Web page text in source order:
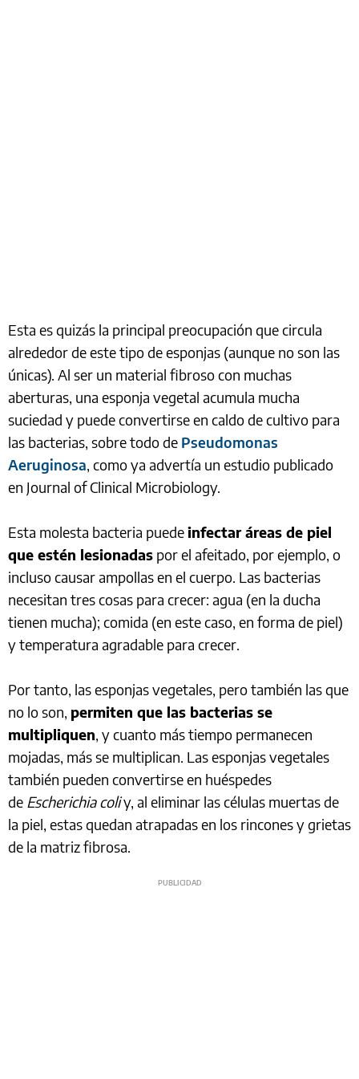
Esta es quizás la principal preocupación que circula
alrededor de este tipo de esponjas (aunque no son las
únicas). Al ser un material fibroso con muchas
aberturas, una esponja vegetal acumula mucha
suciedad y puede convertirse en caldo de cultivo para
las bacterias, sobre todo de Pseudomonas
Aeruginosa, como ya advertía un estudio publicado
en Journal of Clinical Microbiology.
Esta molesta bacteria puedeinfectar áreas de piel
que estén lesionadas por el afeitado, por ejemplo, o
incluso causar ampollas en el cuerpo. Las bacterias
necesitan tres cosas para crecer: agua (en la ducha
tienen mucha); comida (en este caso, en forma de piel)
y temperatura agradable para crecer.
Por tanto, las esponjas vegetales, pero también las que
no lo son, permiten que las bacterias se
multipliquen, y cuanto más tiempo permanecen
mojadas, más se multiplican. Las esponjas vegetales
también pueden convertirse en huéspedes
de Escherichia coliy, al eliminar las células muertas de
la piel, estas quedan atrapadas en los rincones y grietas
de la matriz fibrosa.